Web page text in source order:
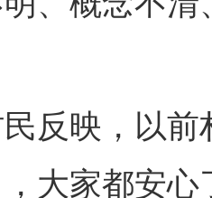
映，以前
大家都安